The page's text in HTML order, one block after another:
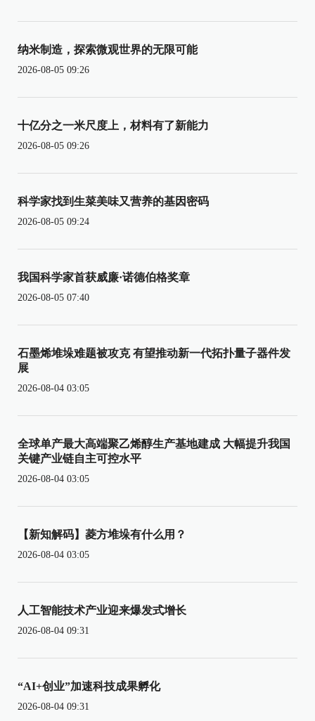
纳米制造，探索微观世界的无限可能
2026-08-05 09:26
十亿分之一米尺度上，材料有了新能力
2026-08-05 09:26
科学家找到生菜美味又营养的基因密码
2026-08-05 09:24
我国科学家首获威廉·诺德伯格奖章
2026-08-05 07:40
石墨烯堆垛难题被攻克 有望推动新一代拓扑量子器件发
展
2026-08-04 03:05
全球单产最大高端聚乙烯醇生产基地建成 大幅提升我国
关键产业链自主可控水平
2026-08-04 03:05
【新知解码】菱方堆垛有什么用？
2026-08-04 03:05
人工智能技术产业迎来爆发式增长
2026-08-04 09:31
“AI+创业”加速科技成果孵化
2026-08-04 09:31